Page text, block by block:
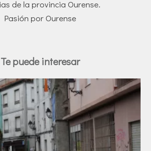
de la provincia Ourense.
Pasión por Ourense
Te puede interesar